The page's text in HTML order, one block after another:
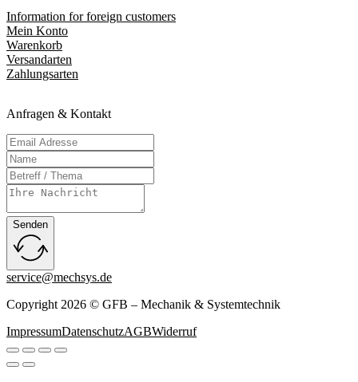
Information for foreign customers
Mein Konto
Warenkorb
Versandarten
Zahlungsarten
Anfragen & Kontakt
Senden
service@mechsys.de
Copyright 2026 © GFB – Mechanik & Systemtechnik
ImpressumDatenschutzAGBWiderruf